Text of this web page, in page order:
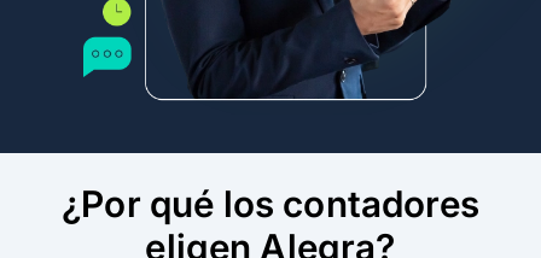
¿Por qué los contadores
eligen Alegra?